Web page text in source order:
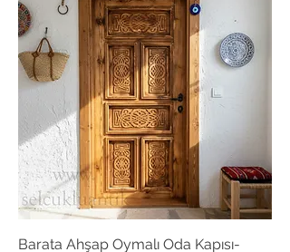
Barata Ahşap Oymalı Oda Kapısı-